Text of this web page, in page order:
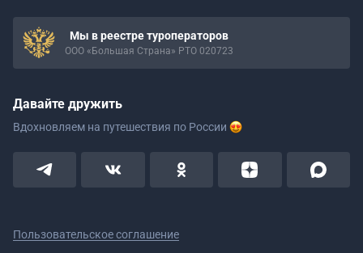
Мы в реестре туроператоров
ООО «Большая Страна» РТО 020723
Давайте дружить
Вдохновляем на путешествия по России
Пользовательское соглашение